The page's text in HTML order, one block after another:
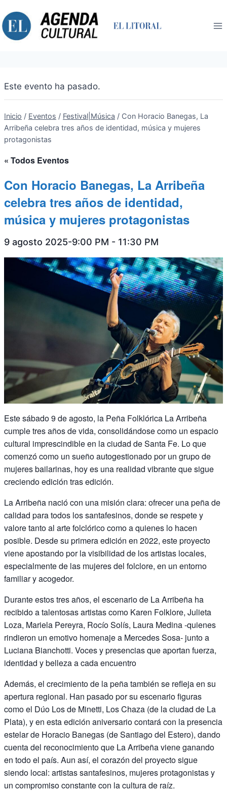
al
contenido
Este evento ha pasado.
Inicio / Eventos / Festival|Música / Con Horacio Banegas, La
Arribeña celebra tres años de identidad, música y mujeres
protagonistas
« Todos Eventos
Con Horacio Banegas, La Arribeña
celebra tres años de identidad,
música y mujeres protagonistas
9 agosto 2025-9:00 PM - 11:30 PM
Este sábado 9 de agosto, la Peña Folklórica La Arribeña
cumple tres años de vida, consolidándose como un espacio
cultural imprescindible en la ciudad de Santa Fe. Lo que
comenzó como un sueño autogestionado por un grupo de
mujeres bailarinas, hoy es una realidad vibrante que sigue
creciendo edición tras edición.
La Arribeña nació con una misión clara: ofrecer una peña de
calidad para todos los santafesinos, donde se respete y
valore tanto al arte folclórico como a quienes lo hacen
posible. Desde su primera edición en 2022, este proyecto
viene apostando por la visibilidad de los artistas locales,
especialmente de las mujeres del folclore, en un entorno
familiar y acogedor.
Durante estos tres años, el escenario de La Arribeña ha
recibido a talentosas artistas como Karen Folklore, Julieta
Loza, Mariela Pereyra, Rocío Solís, Laura Medina -quienes
rindieron un emotivo homenaje a Mercedes Sosa- junto a
Luciana Bianchotti. Voces y presencias que aportan fuerza,
identidad y belleza a cada encuentro
Además, el crecimiento de la peña también se refleja en su
apertura regional. Han pasado por su escenario figuras
como el Dúo Los de Minetti, Los Chaza (de la ciudad de La
Plata), y en esta edición aniversario contará con la presencia
estelar de Horacio Banegas (de Santiago del Estero), dando
cuenta del reconocimiento que La Arribeña viene ganando
en todo el país. Aun así, el corazón del proyecto sigue
siendo local: artistas santafesinos, mujeres protagonistas y
un compromiso constante con la cultura de raíz.